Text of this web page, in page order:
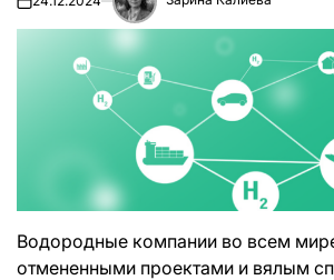
Водородные компании во всем
отмененными проектами и вялым